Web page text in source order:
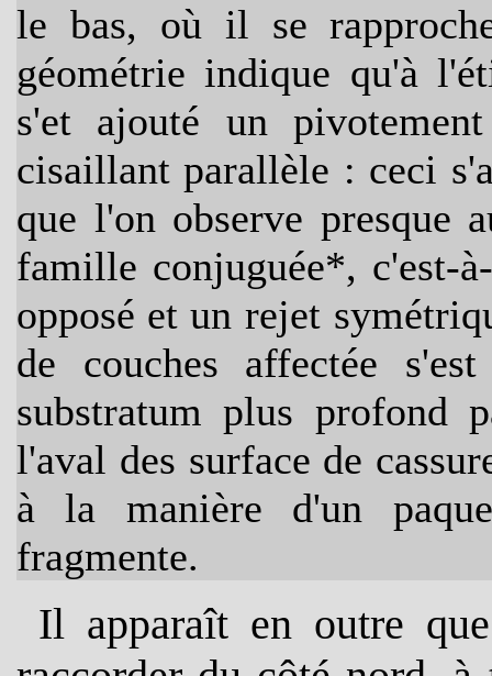
le bas, où il se
géométrie indique qu'à
s'et ajouté un
cisaillant parallèle : ceci
que l'on observe presque
famille conjuguée*, c'est-
opposé et un rejet
de couches affectée
substratum plus profond
l'aval des surface de
à la manière d'un
fragmente.
Il apparaît en outre